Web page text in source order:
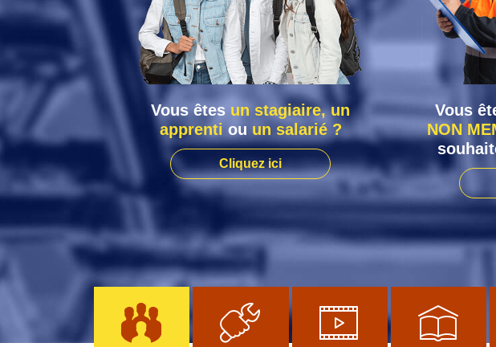
Vous êtes un stagiaire, un
apprenti ou un salarié ?
Cliquez ici
Vous
NON